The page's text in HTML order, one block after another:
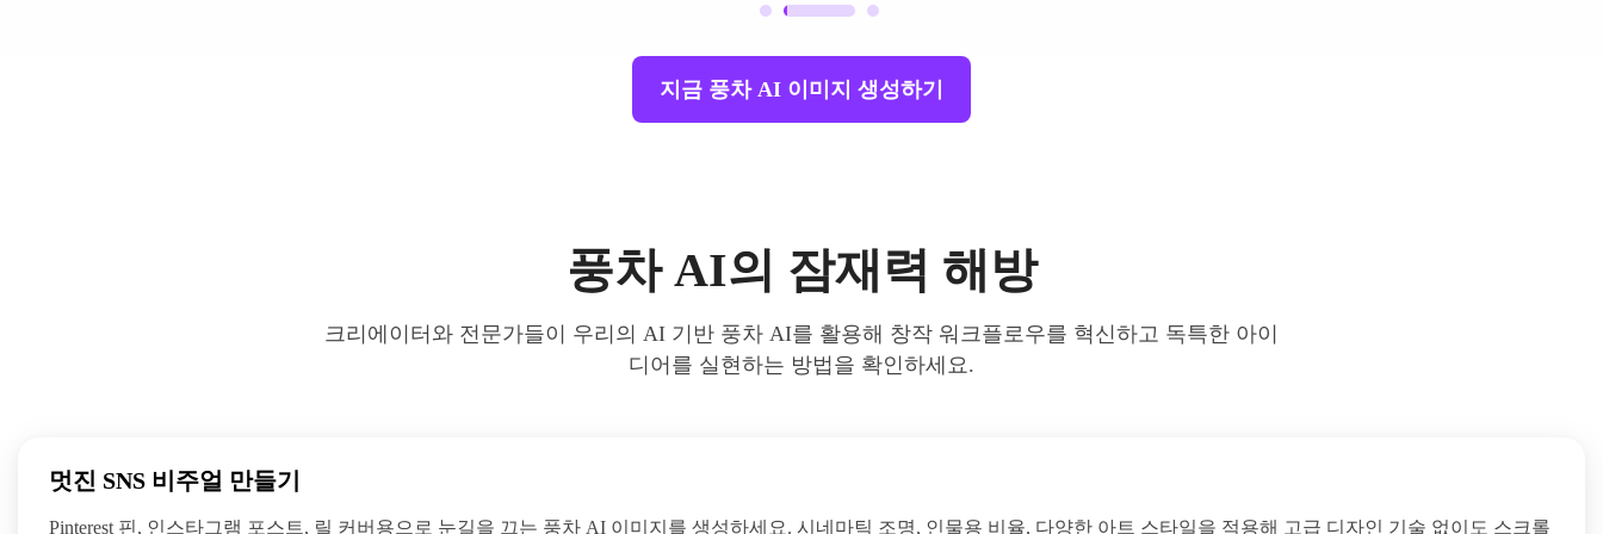
지금 풍차 AI 이미지 생성하기
풍차 AI의 잠재력 해방
크리에이터와 전문가들이 우리의 AI 기반 풍차 AI를 활용해 창작 워크플로우를 혁신하고 독특한 아이
디어를 실현하는 방법을 확인하세요.
멋진 SNS 비주얼 만들기
Pinterest 핀, 인스타그램 포스트, 릴 커버용으로 눈길을 끄는 풍차 AI 이미지를 생성하세요. 시네마틱 조명, 인물용 비율, 다양한 아트 스타일을 적용해 고급 디자인 기술 없이도 스크롤